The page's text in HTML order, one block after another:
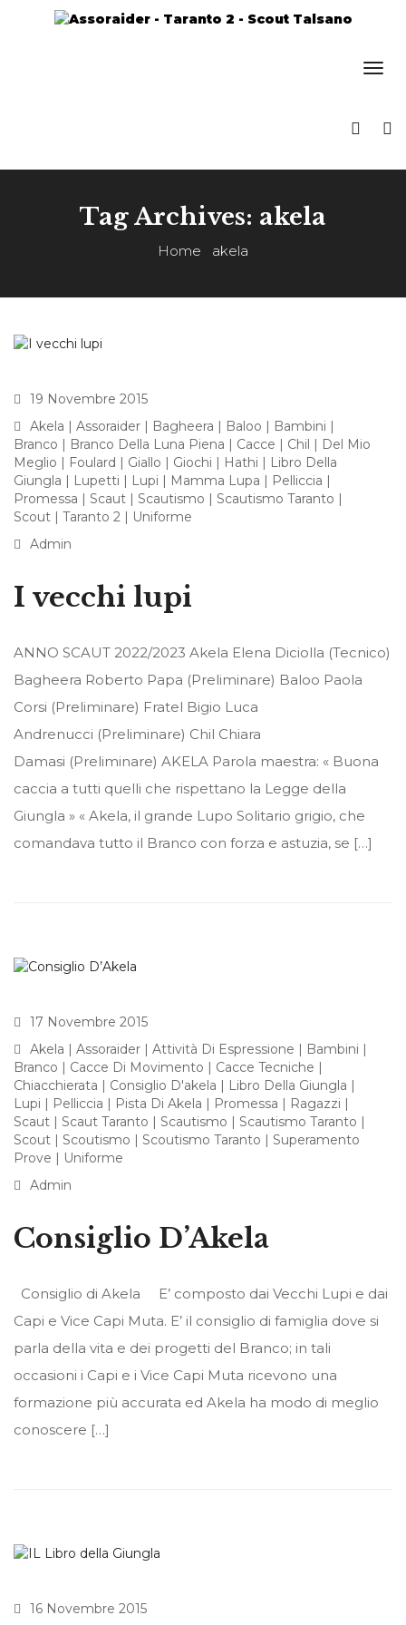
Tag Archives: akela
Home akela
19 Novembre 2015
Akela | Assoraider | Bagheera | Baloo | Bambini |
Branco | Branco Della Luna Piena | Cacce | Chil | Del Mio
Meglio | Foulard | Giallo | Giochi | Hathi | Libro Della
Giungla | Lupetti | Lupi | Mamma Lupa | Pelliccia |
Promessa | Scaut | Scautismo | Scautismo Taranto |
Scout | Taranto 2 | Uniforme
Admin
I vecchi lupi
ANNO SCAUT 2022/2023 Akela Elena Diciolla (Tecnico)
Bagheera Roberto Papa (Preliminare) Baloo Paola
Corsi (Preliminare) Fratel Bigio Luca
Andrenucci (Preliminare) Chil Chiara
Damasi (Preliminare) AKELA Parola maestra: « Buona
caccia a tutti quelli che rispettano la Legge della
Giungla » « Akela, il grande Lupo Solitario grigio, che
comandava tutto il Branco con forza e astuzia, se […]
17 Novembre 2015
Akela | Assoraider | Attività Di Espressione | Bambini |
Branco | Cacce Di Movimento | Cacce Tecniche |
Chiacchierata | Consiglio D'akela | Libro Della Giungla |
Lupi | Pelliccia | Pista Di Akela | Promessa | Ragazzi |
Scaut | Scaut Taranto | Scautismo | Scautismo Taranto |
Scout | Scoutismo | Scoutismo Taranto | Superamento
Prove | Uniforme
Admin
Consiglio D’Akela
Consiglio di Akela E’ composto dai Vecchi Lupi e dai
Capi e Vice Capi Muta. E’ il consiglio di famiglia dove si
parla della vita e dei progetti del Branco; in tali
occasioni i Capi e i Vice Capi Muta ricevono una
formazione più accurata ed Akela ha modo di meglio
conoscere […]
16 Novembre 2015